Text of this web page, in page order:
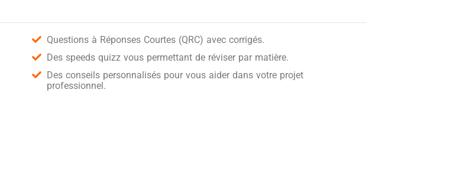
Questions à Réponses Courtes (QRC) avec corrigés.
Des speeds quizz vous permettant de réviser par matière.
Des conseils personnalisés pour vous aider dans votre projet
professionnel.